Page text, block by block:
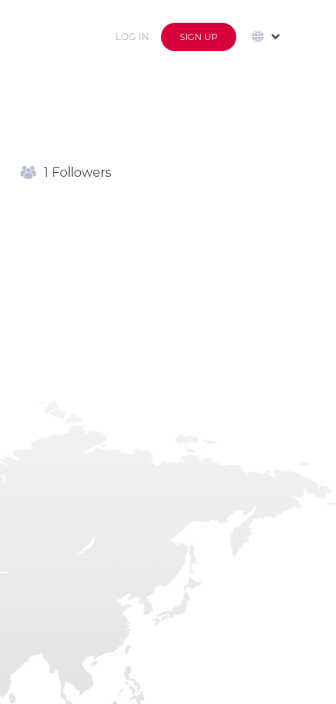
LOG IN SIGN UP
1 Followers